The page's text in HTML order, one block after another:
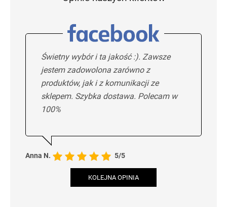
Świetny wybór i ta jakość :). Zawsze
jestem zadowolona zarówno z
produktów, jak i z komunikacji ze
sklepem. Szybka dostawa. Polecam w
100%
Anna N. 5/5
KOLEJNA OPINIA